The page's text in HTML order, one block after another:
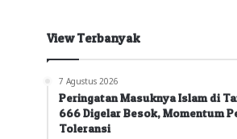
View Terbanyak
7 Agustus 2026
Peringatan Masuknya Islam di
666 Digelar Besok, Momentum
Toleransi